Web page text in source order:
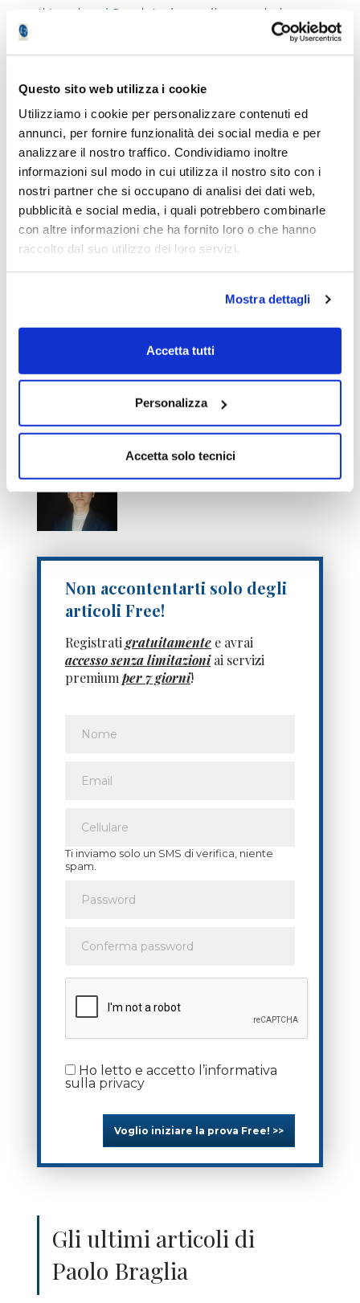
Questo sito web utilizza i cookie
Utilizziamo i cookie per personalizzare contenuti ed
annunci, per fornire funzionalità dei social media e per
analizzare il nostro traffico. Condividiamo inoltre
informazioni sul modo in cui utilizza il nostro sito con i
nostri partner che si occupano di analisi dei dati web,
pubblicità e social media, i quali potrebbero combinarle
con altre informazioni che ha fornito loro o che hanno
raccolto dal suo utilizzo dei loro servizi.
Mostra dettagli
Accetta tutti
Personalizza
Accetta solo tecnici
Il Lombard Stock Index
ordina ogni giorno
le migliori azioni italiane in termini di
momentum e le presenta in un elenco
ranking aiuta a porre le domande giuste,
ma non identifica il timing di
entrata.Questo compito resta in mano al
lettore espertoche, osservando ed
analizzando i grafici, va alla ricerca del
punto ideale in cui entrare per minimizzare
il rischio
all’Ordine dei Giornalisti e non detiene gli
strumenti oggetto delle sue analisi.
Il nostro giornale rispetta la Carta dei
qui >>
Informativa metodoclicca qui >>
Non accontentarti solo degli
articoli Free!
Registratigratuitamente e avrai
accesso senza limitazioniai servizi
premiumper 7 giorni!
Ti inviamo solo un SMS di verifica, niente
spam.
Ho letto e accetto l’informativa
sulla privacy
Voglio iniziare la prova Free! >>
Gli ultimi articoli di
Paolo Braglia